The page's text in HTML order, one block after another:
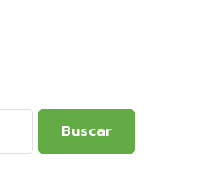
Buscar